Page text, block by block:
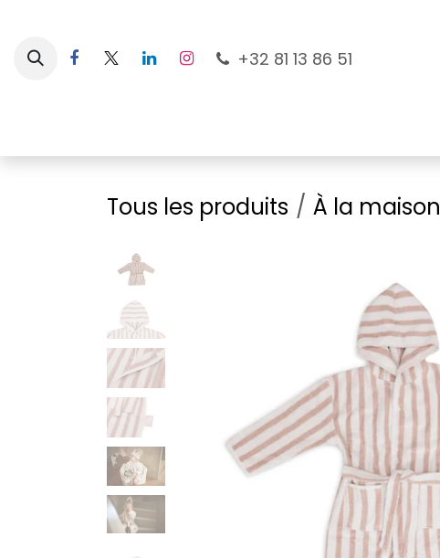
+32 81 13 86 51
Tous les produits À la maison